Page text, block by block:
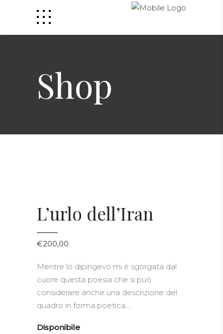
Shop
L’urlo dell’Iran
€200,00
Mentre lo dipingevo mi è sgorgata dal
cuore questa poesia che si può
considerare anche una descrizione del
quadro in forma poetica….
Disponibile